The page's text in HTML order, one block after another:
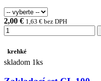
2,00 € 1,63 € bez DPH
krehké
skladom 1ks